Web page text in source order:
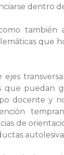
dentro
también
que
que puedan
docente y
de